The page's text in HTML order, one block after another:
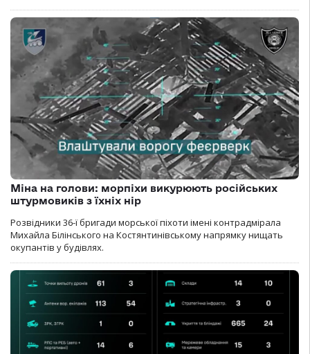
Міна на голови: морпіхи викурюють російських
штурмовиків з їхніх нір
Розвідники 36-ї бригади морської піхоти імені контрадмірала
Михайла Білінського на Костянтинівському напрямку нищать
окупантів у будівлях.